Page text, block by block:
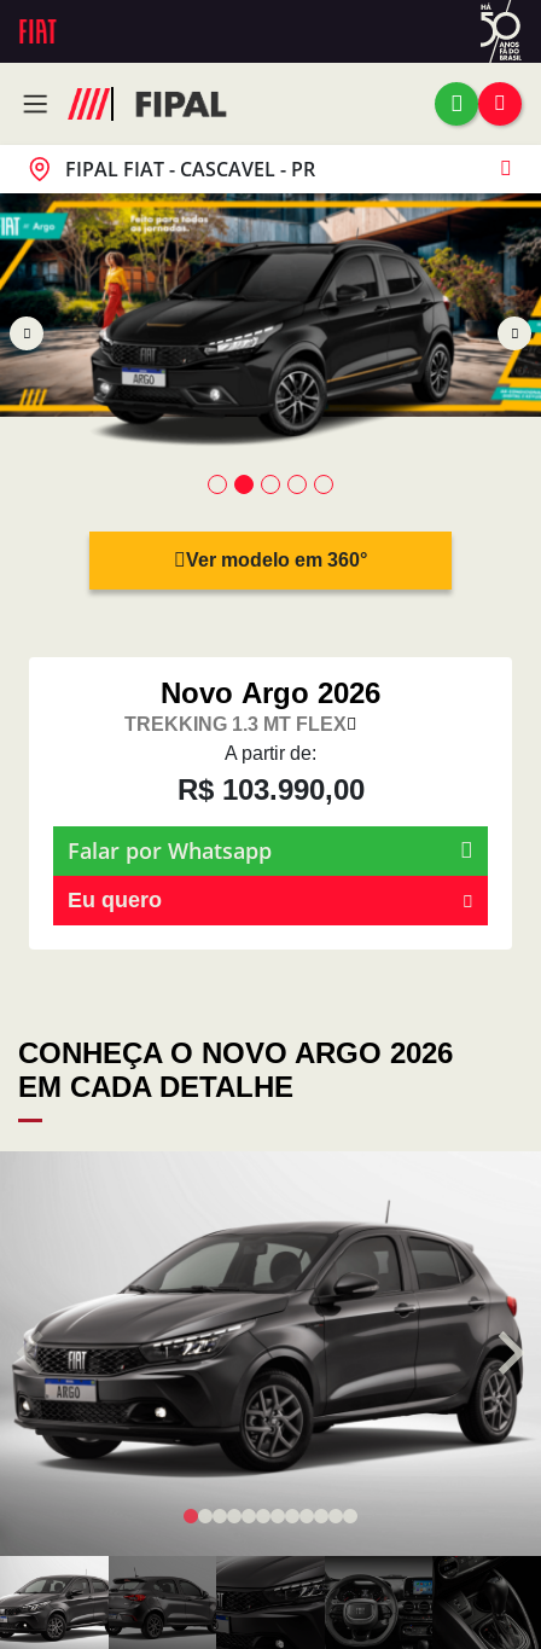
FIPAL FIAT - CASCAVEL - PR
Ver modelo em 360°
Novo Argo 2026
TREKKING 1.3 MT FLEX
A partir de:
R$ 103.990,00
Falar por Whatsapp
Eu quero
CONHEÇA O NOVO ARGO 2026
EM CADA DETALHE